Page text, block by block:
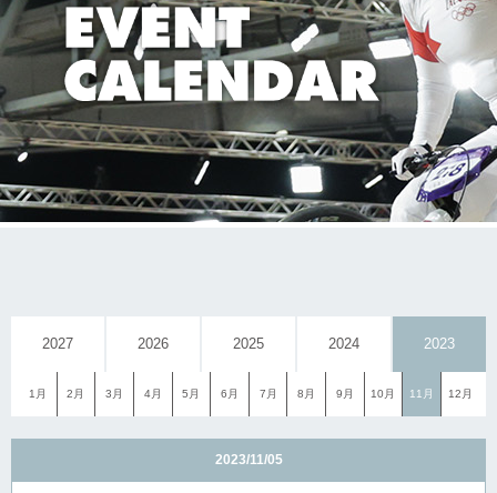
2027 2026 2025 2024 2023
1月 2月 3月 4月 5月 6月 7月 8月 9月 10月 11月 12月
2023/11/05